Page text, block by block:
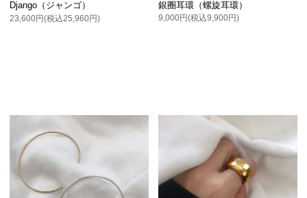
Django（ジャンゴ）
23,600円(税込25,960円)
銀圈耳環（螺旋耳環）
9,000円(税込9,900円)